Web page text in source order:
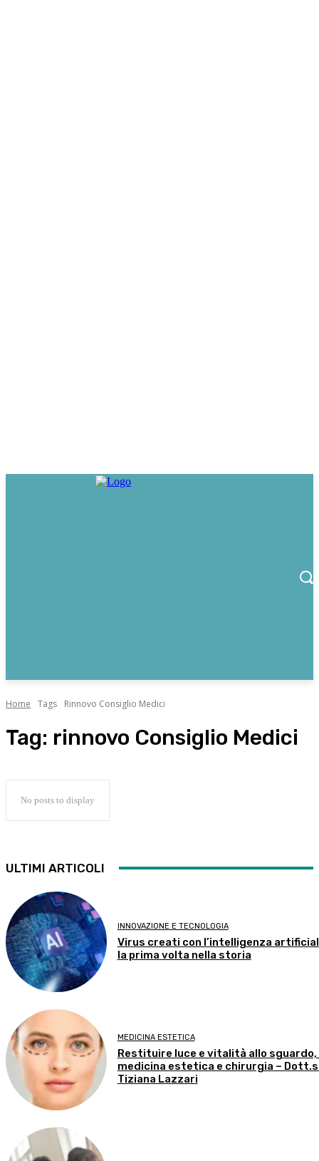
Home Tags Rinnovo Consiglio Medici
Tag: rinnovo Consiglio Medici
No posts to display
ULTIMI ARTICOLI
INNOVAZIONE E TECNOLOGIA
Virus creati con l’intelligenza
la prima volta nella storia
MEDICINA ESTETICA
Restituire luce e vitalità allo
medicina estetica e chirurgia –
Tiziana Lazzari